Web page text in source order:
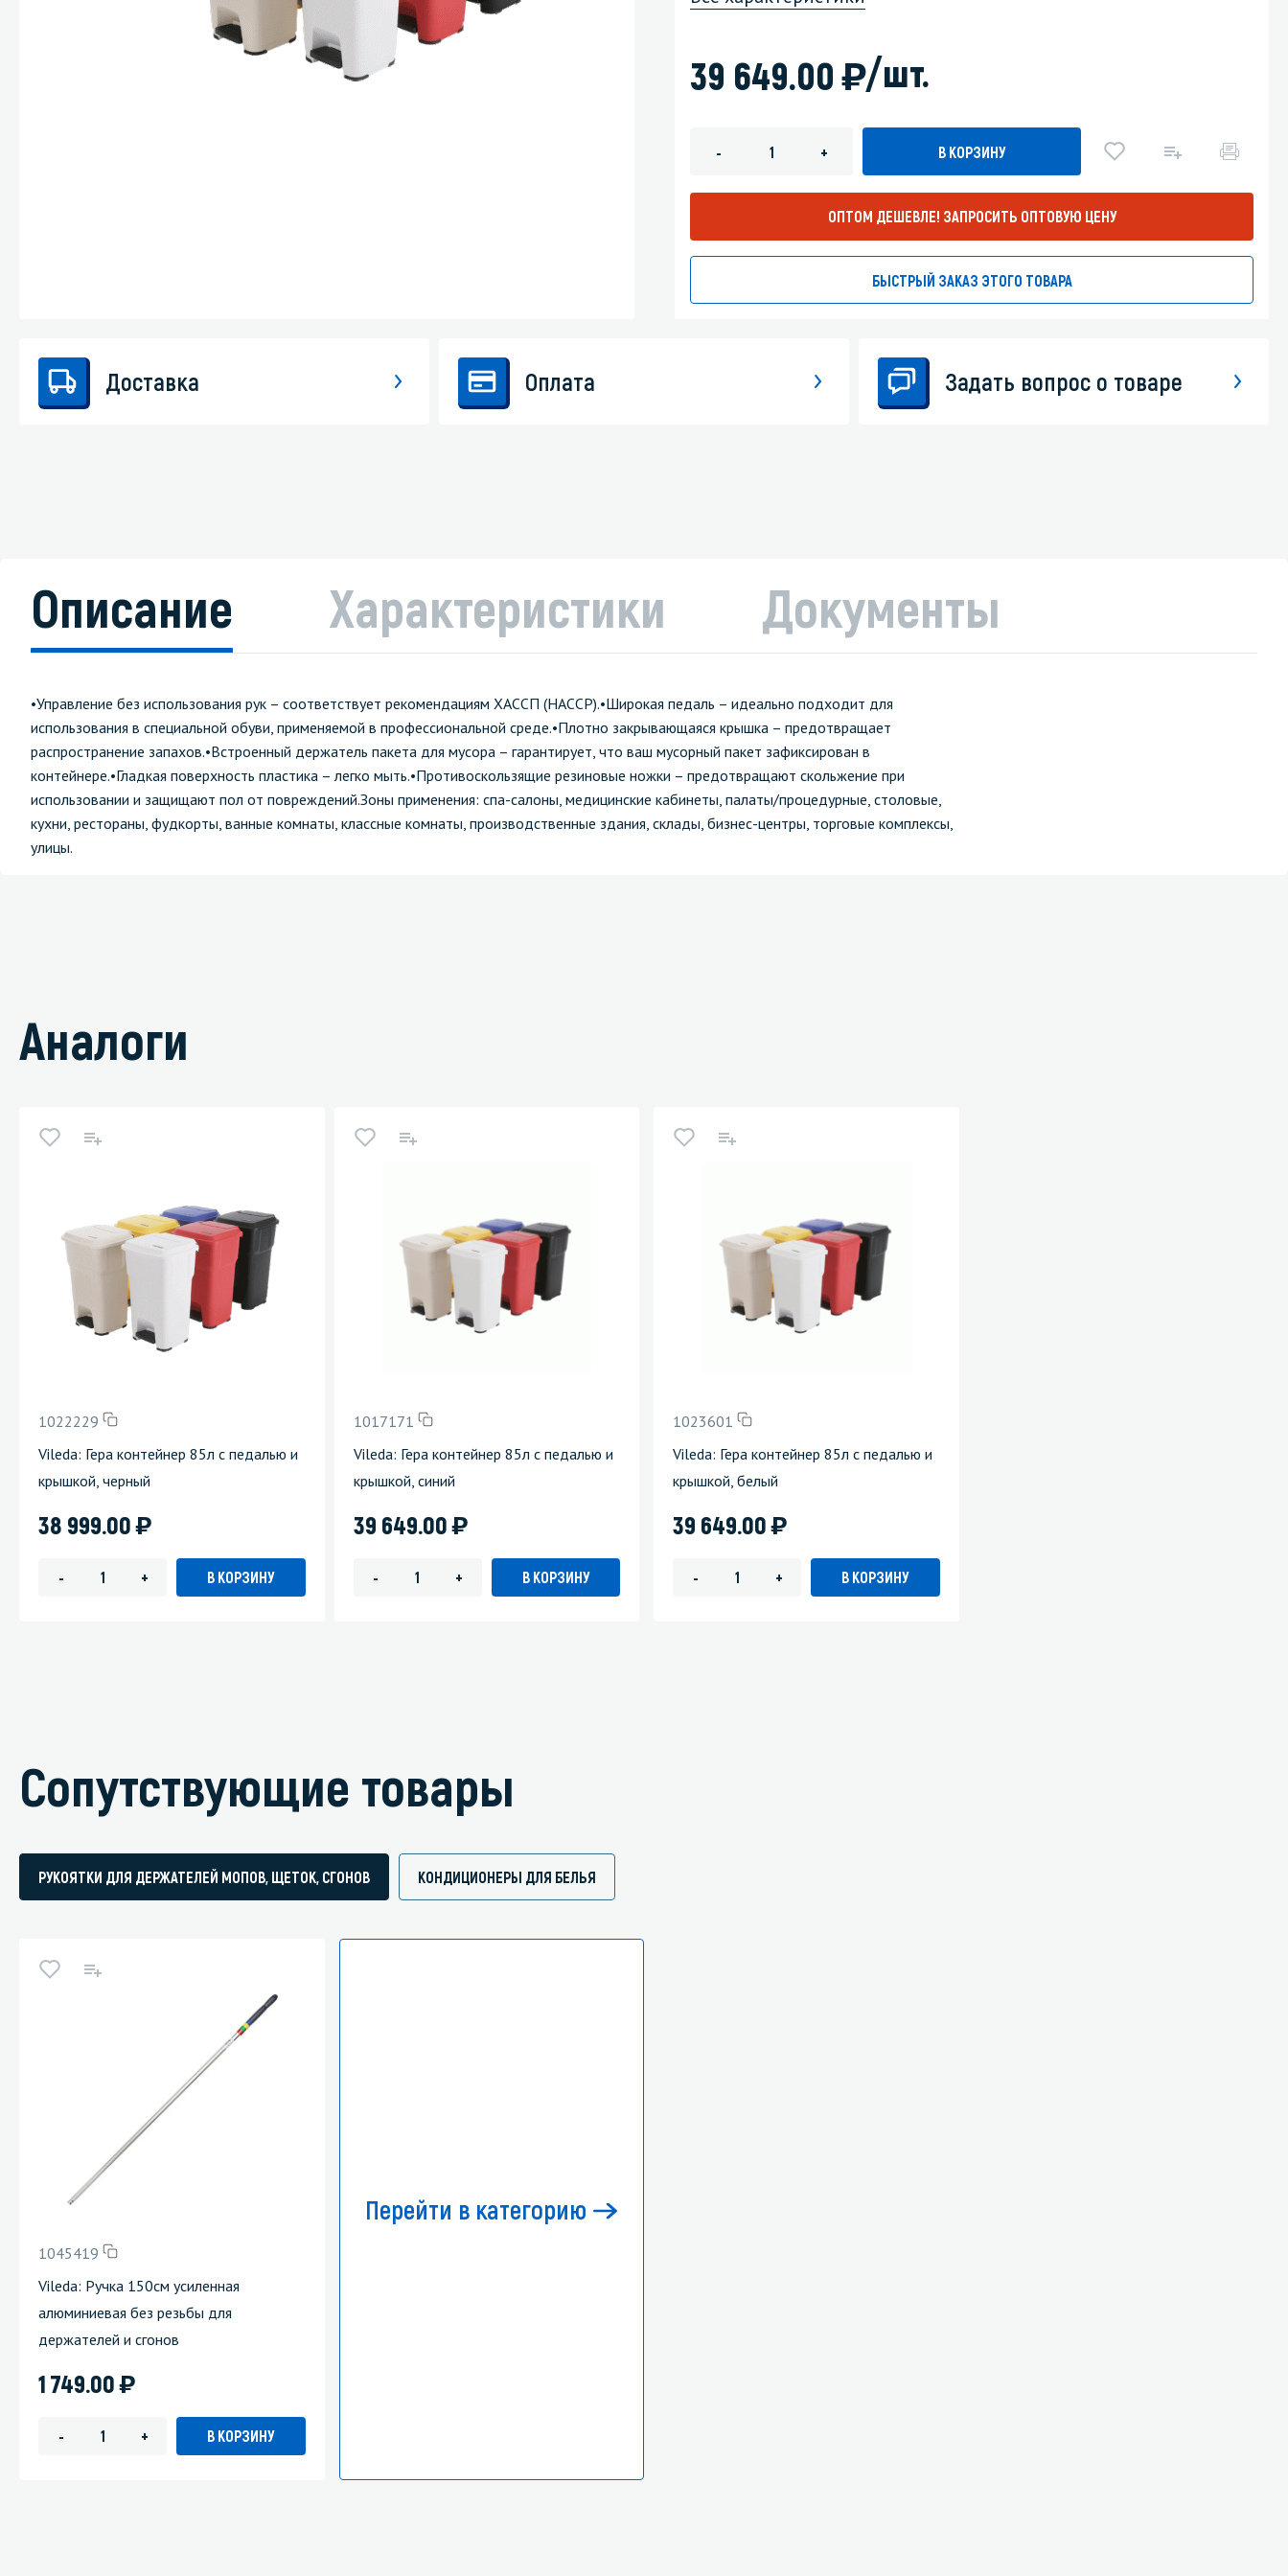
Стекла и зеркала
Автохимия Личная гигиена
39 649.00)/шт.
- + В КОРЗИНУ
ОПТОМ ДЕШЕВЛЕ! ЗАПРОСИТЬ ОПТОВУЮ ЦЕНУ
БЫСТРЫЙ ЗАКАЗ ЭТОГО ТОВАРА
Доставка Оплата Задать вопрос о товаре
Описание Характеристики Документы
•Управление без использования рук – соответствует рекомендациям ХАССП (HACCP).•Широкая педаль – идеально подходит для
использования в специальной обуви, применяемой в профессиональной среде.•Плотно закрывающаяся крышка – предотвращает
распространение запахов.•Встроенный держатель пакета для мусора – гарантирует, что ваш мусорный пакет зафиксирован в
контейнере.•Гладкая поверхность пластика – легко мыть.•Противоскользящие резиновые ножки – предотвращают скольжение при
использовании и защищают пол от повреждений.Зоны применения: спа-салоны, медицинские кабинеты, палаты/процедурные, столовые,
кухни, рестораны, фудкорты, ванные комнаты, классные комнаты, производственные здания, склады, бизнес-центры, торговые комплексы,
улицы.
Аналоги
1022229
Vileda: Гера контейнер 85л с педалью и
крышкой, черный
38 999.00)
- + В КОРЗИНУ
1017171
Vileda: Гера контейнер 85л с педалью и
крышкой, синий
39 649.00)
- + В КОРЗИНУ
1023601
Vileda: Гера контейнер 85л с педалью и
крышкой, белый
39 649.00)
- + В КОРЗИНУ
Сопутствующие товары
РУКОЯТКИ ДЛЯ ДЕРЖАТЕЛЕЙ МОПОВ, ЩЕТОК, СГОНОВ КОНДИЦИОНЕРЫ ДЛЯ БЕЛЬЯ
1045419
Vileda: Ручка 150см усиленная
алюминиевая без резьбы для
держателей и сгонов
1 749.00)
- + В КОРЗИНУ
Перейти в категорию